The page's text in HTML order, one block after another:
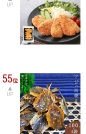
UP
55位
UP